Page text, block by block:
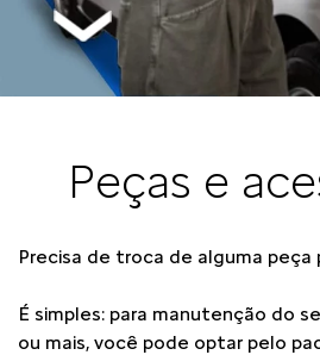
Peças e
Precisa de troca de alguma peça
É simples: para manutenção do
ou mais, você pode optar pelo